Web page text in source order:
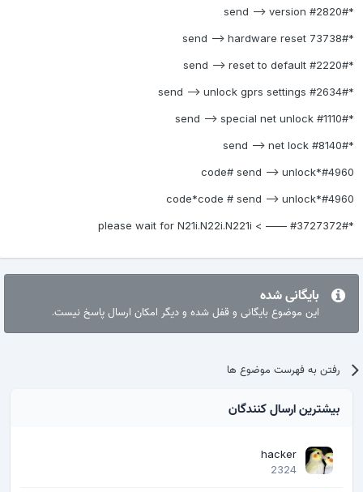
#4960*code# send —-> unlock
#4960*code*code # send —-> unlock
بایگانی شده
این موضوع بایگانی و قفل شده و دیگر امکان ارسال پاسخ نیست.
رفتن به فهرست موضوع ها
بیشترین ارسال کنندگان
hacker
2324